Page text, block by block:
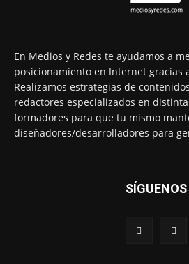
En Medios y Redes te ayudamos a
posicionamiento en Internet gracias
Realizamos estrategias de
redactores especializados en
formadores para que tu mismo
diseñadores/desarrolladores para
SÍGUENOS